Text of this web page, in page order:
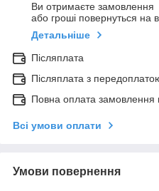
Ви отримаєте замовлення
або гроші повернуться на
Детальніше
Післяплата
Післяплата з
Повна оплата замовлення
Всі умови оплати
Умови повернення